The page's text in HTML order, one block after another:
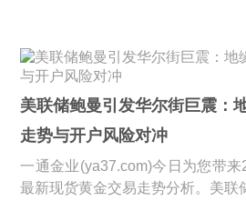
美联储鲍曼引发华尔街巨震：
走势与开户风险对冲
一通金业(ya37.com)今日为您带
最新现货黄金交易走势分析。美联